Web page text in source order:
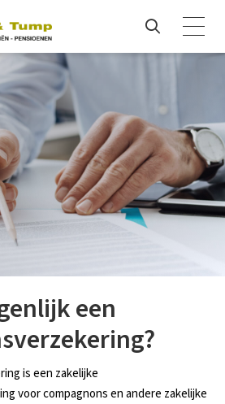
een
is een zakelijke
voor compagnons en andere zakelijke